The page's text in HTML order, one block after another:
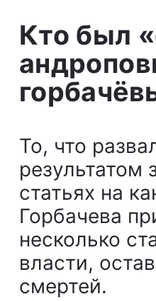
Кто был
То, что
результатом
статьях на
Горбачева
несколько
власти,
смертей.